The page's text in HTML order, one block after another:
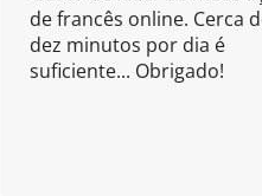
de francês online. Cerca
dez minutos por dia é
suficiente... Obrigado!